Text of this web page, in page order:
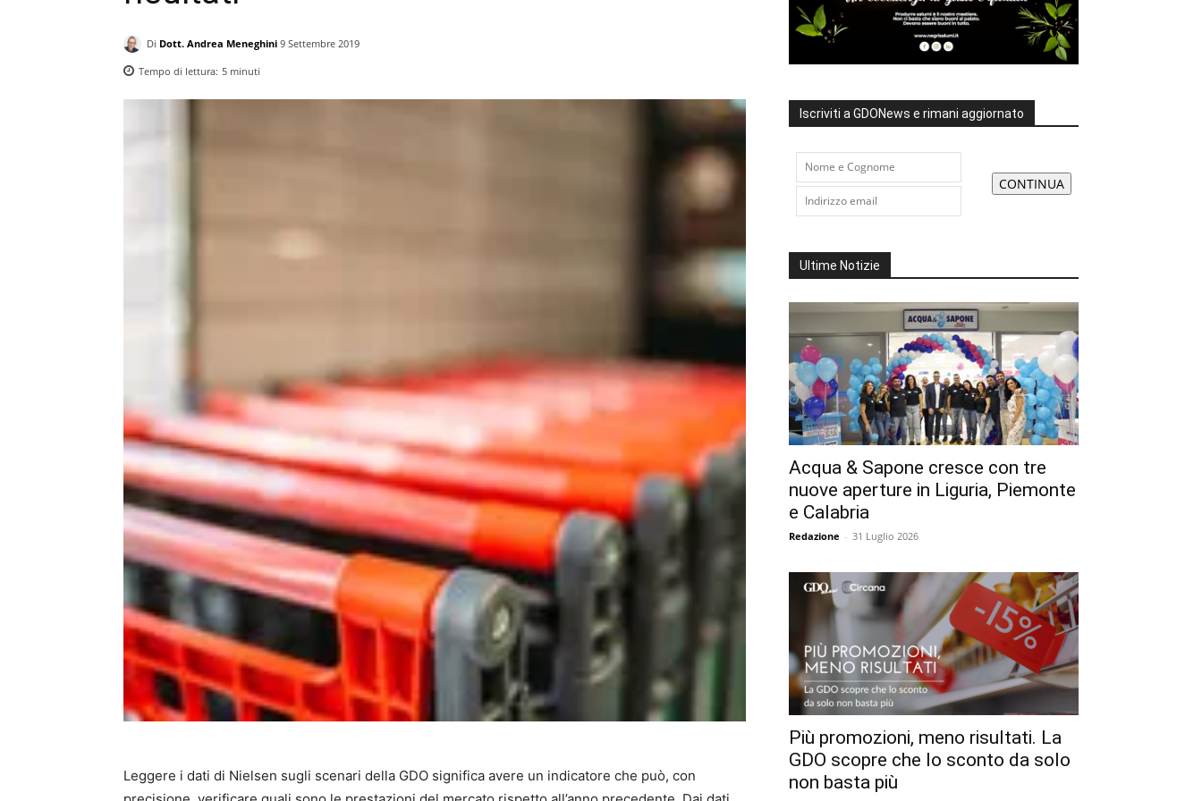
Di Dott. Andrea Meneghini 9 Settembre 2019
Tempo di lettura: 5 minuti
Leggere i dati di Nielsen sugli scenari della GDO significa avere un indicatore che può, con
Iscriviti a GDONews e rimani aggiornato
Ultime Notizie
Acqua & Sapone cresce con tre
nuove aperture in Liguria, Piemonte
e Calabria
Redazione - 31 Luglio 2026
Più promozioni, meno risultati. La
GDO scopre che lo sconto da solo
non basta più